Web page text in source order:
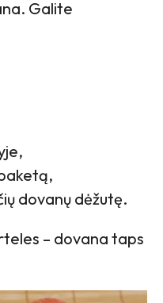
Galite
dovanų dėžutę.
– dovana taps